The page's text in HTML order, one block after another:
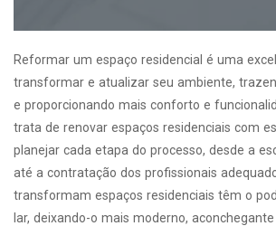
Reformar um espaço residencial é uma
transformar e atualizar seu ambiente,
e proporcionando mais conforto e
trata de renovar espaços residenciais com
planejar cada etapa do processo, desde a
até a contratação dos profissionais
transformam espaços residenciais têm o
lar, deixando-o mais moderno,